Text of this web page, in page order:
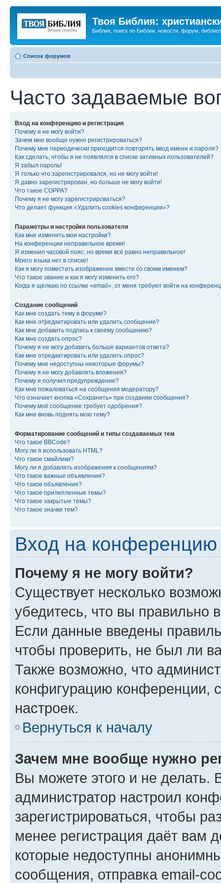
Твоя Библия:
Библия, поиск по Библии, новости, форум,
Список форумов
Часто задаваемые
Вход на конференцию и регистрация
Почему я не могу войти?
Зачем мне вообще нужно регистрироваться?
Почему мне периодически приходится повторять ввод имени и пароля?
Как сделать, чтобы я не появлялся в списке активных пользователей?
Я забыл пароль!
Я только что зарегистрировался, но не могу войти!
Я давно зарегистрирован, но больше не могу войти!
Что такое COPPA?
Почему я не могу зарегистрироваться?
Что делает функция «Удалить cookies конференции»?
Параметры и настройки пользователя
Как мне изменить мои настройки?
На конференции неправильное время!
Я изменил часовой пояс, но время всё равно неправильное!
Моего языка нет в списке!
Как я могу поместить изображение вместе со своим именем?
Что такое звание и как я могу изменить его?
Когда я щёлкаю по ссылке «email», от меня требуют войти на
Создание сообщений
Как мне создать тему в форуме?
Как мне отредактировать или удалить сообщение?
Как мне добавить подпись к своему сообщению?
Как мне создать опрос?
Почему я не могу добавить больше вариантов ответа?
Как мне отредактировать или удалить опрос?
Почему мне недоступны некоторые форумы?
Почему я не могу добавлять вложения?
Почему я получил предупреждение?
Как мне пожаловаться на сообщения модератору?
Что означает кнопка «Сохранить» при создании сообщения?
Почему моё сообщение требует одобрения?
Как мне вновь поднять мою тему?
Форматирование сообщений и типы создаваемых тем
Что такое BBCode?
Могу ли я использовать HTML?
Что такое смайлики?
Могу ли я добавлять изображения к сообщениям?
Что такое важные объявления?
Что такое объявления?
Что такое прилепленные темы?
Что такое закрытые темы?
Что такое значки тем?
Вход на конференцию
Почему я не могу войти?
Существует несколько
убедитесь, что вы правильно
Если данные введены
чтобы проверить, не был ли
Также возможно, что
конфигурацию конференции,
настроек.
Вернуться к началу
Зачем мне вообще нужно
Вы можете этого и не делать.
администратор настроил
зарегистрироваться, чтобы
менее регистрация даёт вам
которые недоступны
сообщения, отправка email-